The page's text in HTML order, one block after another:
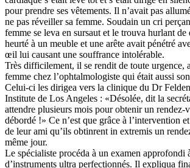
pour prendre ses vêtements. Il n’avait pas
ne pas réveiller sa femme. Soudain un cri
femme se leva en sursaut et le trouva hurlant de
heurté à un meuble et une arête avait pénétré
œil lui causant une souffrance intolérable.
Très difficilement, il se rendit de toute urgence,
femme chez l’ophtalmologiste qui était aussi
Celui-ci les dirigea vers la clinique du Dr
Institute de Los Angeles : «Désolée, dit la
attendre plusieurs mois pour obtenir un rendez-
débordé !» Ce n’est que grâce à l’intervention
de leur ami qu’ils obtinrent in extremis un
même jour.
Le spécialiste procéda à un examen approfondi
d’instruments ultra perfectionnés. Il expliqua